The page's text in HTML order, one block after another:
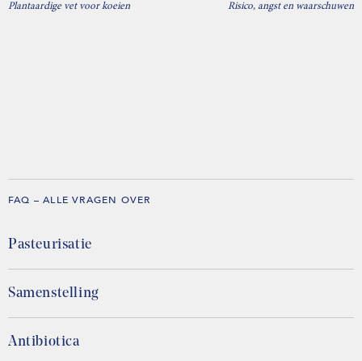
Plantaardige vet voor koeien Risico, angst en waarschuwen
FAQ – ALLE VRAGEN OVER
Pasteurisatie
Samenstelling
Antibiotica